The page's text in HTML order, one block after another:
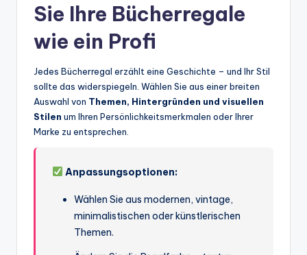
Sie Ihre Bücherregale
wie ein Profi
Jedes Bücherregal erzählt eine Geschichte – und Ihr Stil
sollte das widerspiegeln. Wählen Sie aus einer breiten
Auswahl von Themen, Hintergründen und visuellen
Stilen um Ihren Persönlichkeitsmerkmalen oder Ihrer
Marke zu entsprechen.
Anpassungsoptionen:
Wählen Sie aus modernen, vintage,
minimalistischen oder künstlerischen
Themen.